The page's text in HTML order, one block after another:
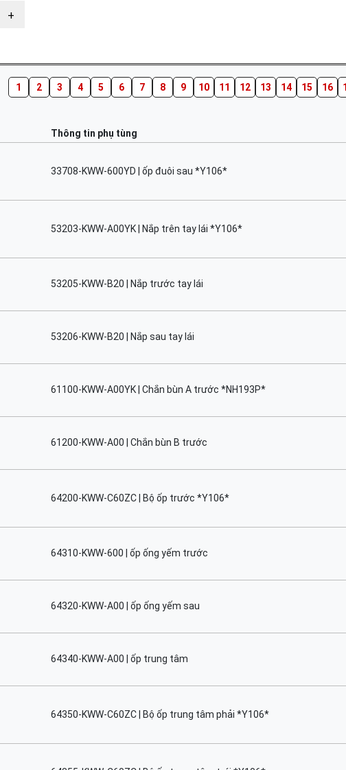
+
1 2 3 4 5 6 7 8 9 10 11 12 13 14 15 16
Thông tin phụ tùng
33708-KWW-600YD | ốp đuôi sau *Y106*
53203-KWW-A00YK | Nắp trên tay lái *Y106*
53205-KWW-B20 | Nắp trước tay lái
53206-KWW-B20 | Nắp sau tay lái
61100-KWW-A00YK | Chắn bùn A trước *NH193P*
61200-KWW-A00 | Chắn bùn B trước
64200-KWW-C60ZC | Bộ ốp trước *Y106*
64310-KWW-600 | ốp ống yếm trước
64320-KWW-A00 | ốp ống yếm sau
64340-KWW-A00 | ốp trung tâm
64350-KWW-C60ZC | Bộ ốp trung tâm phải *Y106*